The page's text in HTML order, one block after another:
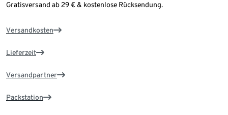
Gratisversand ab 29 € & kostenlose Rücksendung.
Versandkosten
Lieferzeit
Versandpartner
Packstation